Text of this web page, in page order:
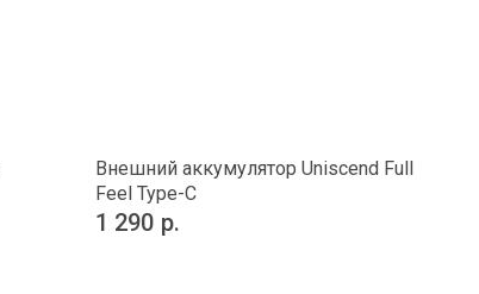
Внешний аккумулятор Uniscend Full
Feel Type-C
1 290 р.